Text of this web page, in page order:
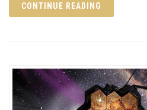
CONTINUE READING